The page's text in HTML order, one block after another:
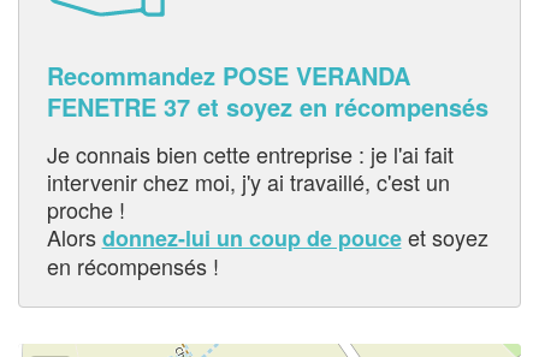
Recommandez POSE VERANDA
FENETRE 37 et soyez en récompensés
Je connais bien cette entreprise : je l'ai fait
intervenir chez moi, j'y ai travaillé, c'est un
proche !
Alorsdonnez-lui un coup de pouceet soyez
en récompensés !